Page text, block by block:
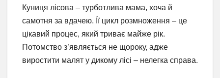
Куниця лісова – турботлива мама, хоча й
самотня за вдачею. Її цикл розмноження – це
цікавий процес, який триває майже рік.
Потомство з’являється не щороку, адже
виростити малят у дикому лісі – нелегка справа.